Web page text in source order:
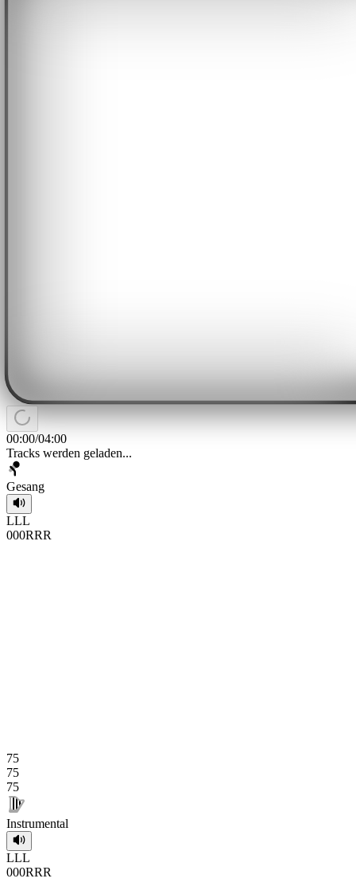
00:00/04:00
Tracks werden geladen...
Gesang
LLL
000RRR
75
75
75
Instrumental
LLL
000RRR